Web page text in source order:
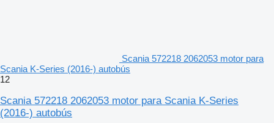
Scania 572218 2062053 motor para
Scania K-Series (2016-) autobús
12
Scania 572218 2062053 motor para Scania K-Series
(2016-) autobús